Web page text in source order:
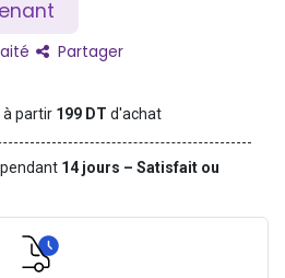
Partager
à partir 199 DTd'achat
pendant 14 jours – Satisfait ou